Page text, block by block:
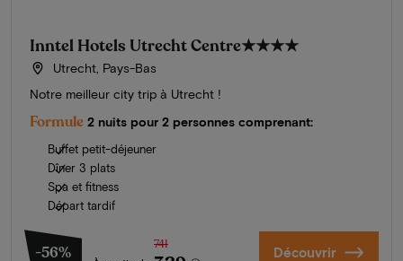
Inntel Hotels Utrecht Centre★★★★
Utrecht, Pays-Bas
Notre meilleur city trip à Utrecht !
Formule 2 nuits pour 2 personnes comprenant:
Buffet petit-déjeuner
Dîner 3 plats
Spa et fitness
Départ tardif
-56% 741 Découvrir